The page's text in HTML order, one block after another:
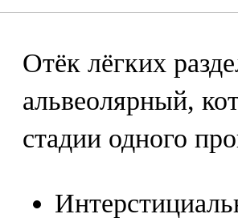
Отёк лёгких
альвеолярный,
стадии одного